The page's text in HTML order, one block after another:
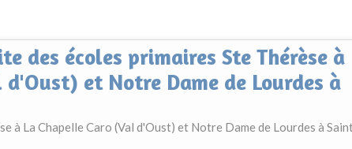
des écoles primaires Ste Thérèse à
d'Oust) et Notre Dame de Lourdes à
à La Chapelle Caro (Val d'Oust) et Notre Dame de Lourdes à